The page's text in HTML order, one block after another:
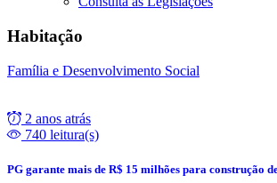
Habitação
Família e Desenvolvimento Social
2 anos atrás
740 leitura(s)
PG garante mais de R$ 15 milhões para construção